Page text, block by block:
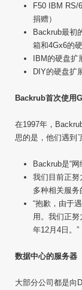
F50 IBM RS/
捐赠）
Backrub最初
箱和4Gx6的
IBM的硬盘扩
DIY的硬盘扩
Backrub首次使用
在1997年，
思的是，他们遇到
Backrub是“网
我们目前正努
多种相关服务
“抱歉，由于
用。我们正
年12月4日。”
数据中心的服务器
大部分公司都是向